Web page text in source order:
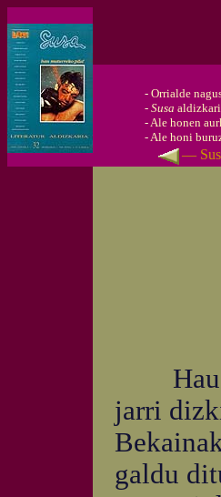
- Orrialde
- Susa
-Ale honen
-Ale honi
—
Hau
jarri
galdu